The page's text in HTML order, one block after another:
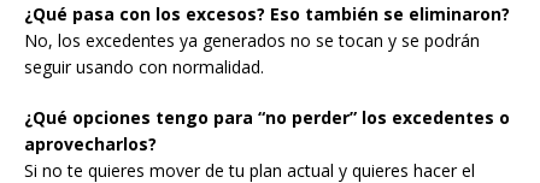
¿Qué pasa con los excesos? Eso también se eliminaron?
No, los excedentes ya generados no se tocan y se podrán
seguir usando con normalidad.
¿Qué opciones tengo para “no perder” los excedentes o
aprovecharlos?
Si no te quieres mover de tu plan actual y quieres hacer el